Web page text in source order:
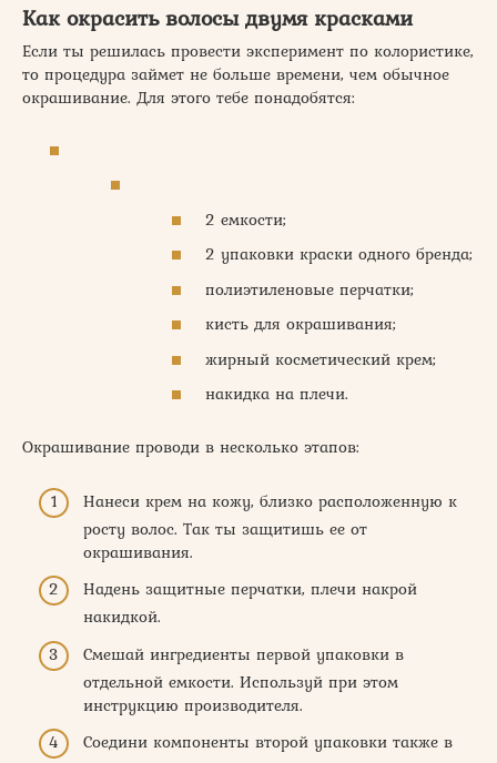
Как окрасить волосы двумя красками
Если ты решилась провести эксперимент по колористике,
то процедура займет не больше времени, чем обычное
окрашивание. Для этого тебе понадобятся:
2 емкости;
2 упаковки краски одного бренда;
полиэтиленовые перчатки;
кисть для окрашивания;
жирный косметический крем;
накидка на плечи.
Окрашивание проводи в несколько этапов:
Нанеси крем на кожу, близко расположенную к
росту волос. Так ты защитишь ее от
окрашивания.
Надень защитные перчатки, плечи накрой
накидкой.
Смешай ингредиенты первой упаковки в
отдельной емкости. Используй при этом
инструкцию производителя.
Соедини компоненты второй упаковки также в